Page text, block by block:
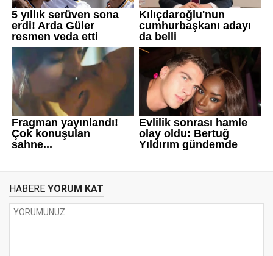
HABERE YORUM KAT